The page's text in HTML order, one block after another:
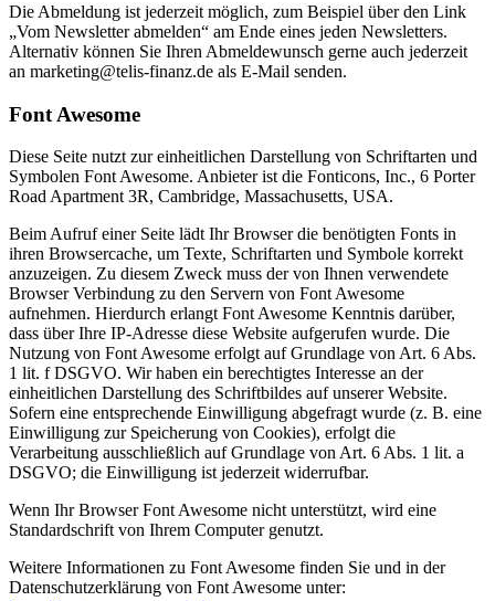
Die Abmeldung ist jederzeit möglich, zum Beispiel über den Link
„Vom Newsletter abmelden“ am Ende eines jeden Newsletters.
Alternativ können Sie Ihren Abmeldewunsch gerne auch jederzeit
an marketing@telis-finanz.de als E-Mail senden.
Font Awesome
Diese Seite nutzt zur einheitlichen Darstellung von Schriftarten und
Symbolen Font Awesome. Anbieter ist die Fonticons, Inc., 6 Porter
Road Apartment 3R, Cambridge, Massachusetts, USA.
Beim Aufruf einer Seite lädt Ihr Browser die benötigten Fonts in
ihren Browsercache, um Texte, Schriftarten und Symbole korrekt
anzuzeigen. Zu diesem Zweck muss der von Ihnen verwendete
Browser Verbindung zu den Servern von Font Awesome
aufnehmen. Hierdurch erlangt Font Awesome Kenntnis darüber,
dass über Ihre IP-Adresse diese Website aufgerufen wurde. Die
Nutzung von Font Awesome erfolgt auf Grundlage von Art. 6 Abs.
1 lit. f DSGVO. Wir haben ein berechtigtes Interesse an der
einheitlichen Darstellung des Schriftbildes auf unserer Website.
Sofern eine entsprechende Einwilligung abgefragt wurde (z. B. eine
Einwilligung zur Speicherung von Cookies), erfolgt die
Verarbeitung ausschließlich auf Grundlage von Art. 6 Abs. 1 lit. a
DSGVO; die Einwilligung ist jederzeit widerrufbar.
Wenn Ihr Browser Font Awesome nicht unterstützt, wird eine
Standardschrift von Ihrem Computer genutzt.
Weitere Informationen zu Font Awesome finden Sie und in der
Datenschutzerklärung von Font Awesome unter: